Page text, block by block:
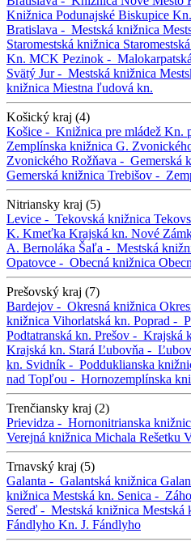
Knižnica Podunajské Biskupice
Bratislava - Mestská knižnica
Staromestská knižnica
Kn. MCK Pezinok -
Svätý Jur - Mestská knižnica
knižnica Miestna ľudová kn.
Košický kraj (4)
Košice - Knižnica pre mládež Kn.
Zemplínska knižnica G.
Zvonického Rožňava - Gemerská
Gemerská knižnica Trebišov -
Nitriansky kraj (5)
Levice - Tekovská knižnica
K. Kmeťka Krajská kn. Nové
A. Bernoláka Šaľa - Mestská
Opatovce - Obecná knižnica
Prešovský kraj (7)
Bardejov - Okresná knižnica
knižnica Vihorlatská kn. Poprad -
Podtatranská kn. Prešov - Krajská
Krajská kn. Stará Ľubovňa -
kn. Svidník - Podduklianska
nad Topľou - Hornozemplínska
Trenčiansky kraj (2)
Prievidza - Hornonitrianska
Verejná knižnica Michala Rešetku
Trnavský kraj (5)
Galanta - Galantská knižnica
knižnica Mestská kn. Senica -
Sereď - Mestská knižnica Mestská
Fándlyho Kn. J. Fándlyho